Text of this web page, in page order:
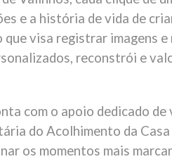
e a história de vida de
visa registrar imagens e
reconstrói e
com o apoio dedicado
do Acolhimento da
os momentos mais